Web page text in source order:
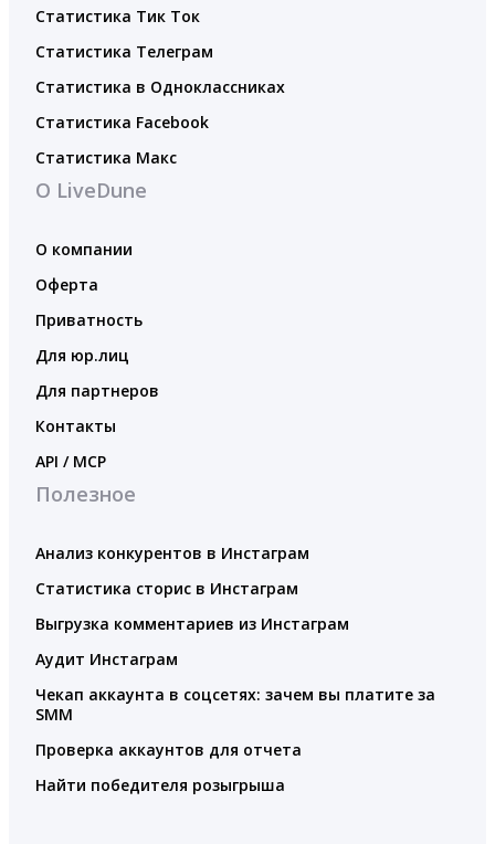
Статистика Тик Ток
Статистика Телеграм
Статистика в Одноклассниках
Статистика Facebook
Статистика Макс
О LiveDune
О компании
Оферта
Приватность
Для юр.лиц
Для партнеров
Контакты
API / MCP
Полезное
Анализ конкурентов в Инстаграм
Статистика сторис в Инстаграм
Выгрузка комментариев из Инстаграм
Аудит Инстаграм
Чекап аккаунта в соцсетях: зачем вы платите за
SMM
Проверка аккаунтов для отчета
Найти победителя розыгрыша